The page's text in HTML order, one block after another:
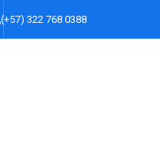
(+57) 322 768 0388